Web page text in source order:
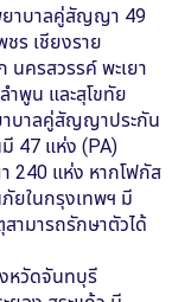
ยาบาลคู่สัญญา 49
ร เชียงราย
นครสวรรค์ พะเยา
พูน และสุโขทัย
าบาลคู่สัญญาประกัน
47 แห่ง (PA)
240 แห่ง หากโฟกัส
ยในกรุงเทพฯ มี
ามารถรักษาตัวได้
หวัดจันทบุรี